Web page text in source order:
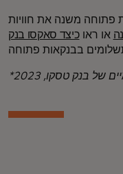
פתוחה משנה את חוויות
או ראוכיצד סאקסו בנק
של בנק טסקו, 2023